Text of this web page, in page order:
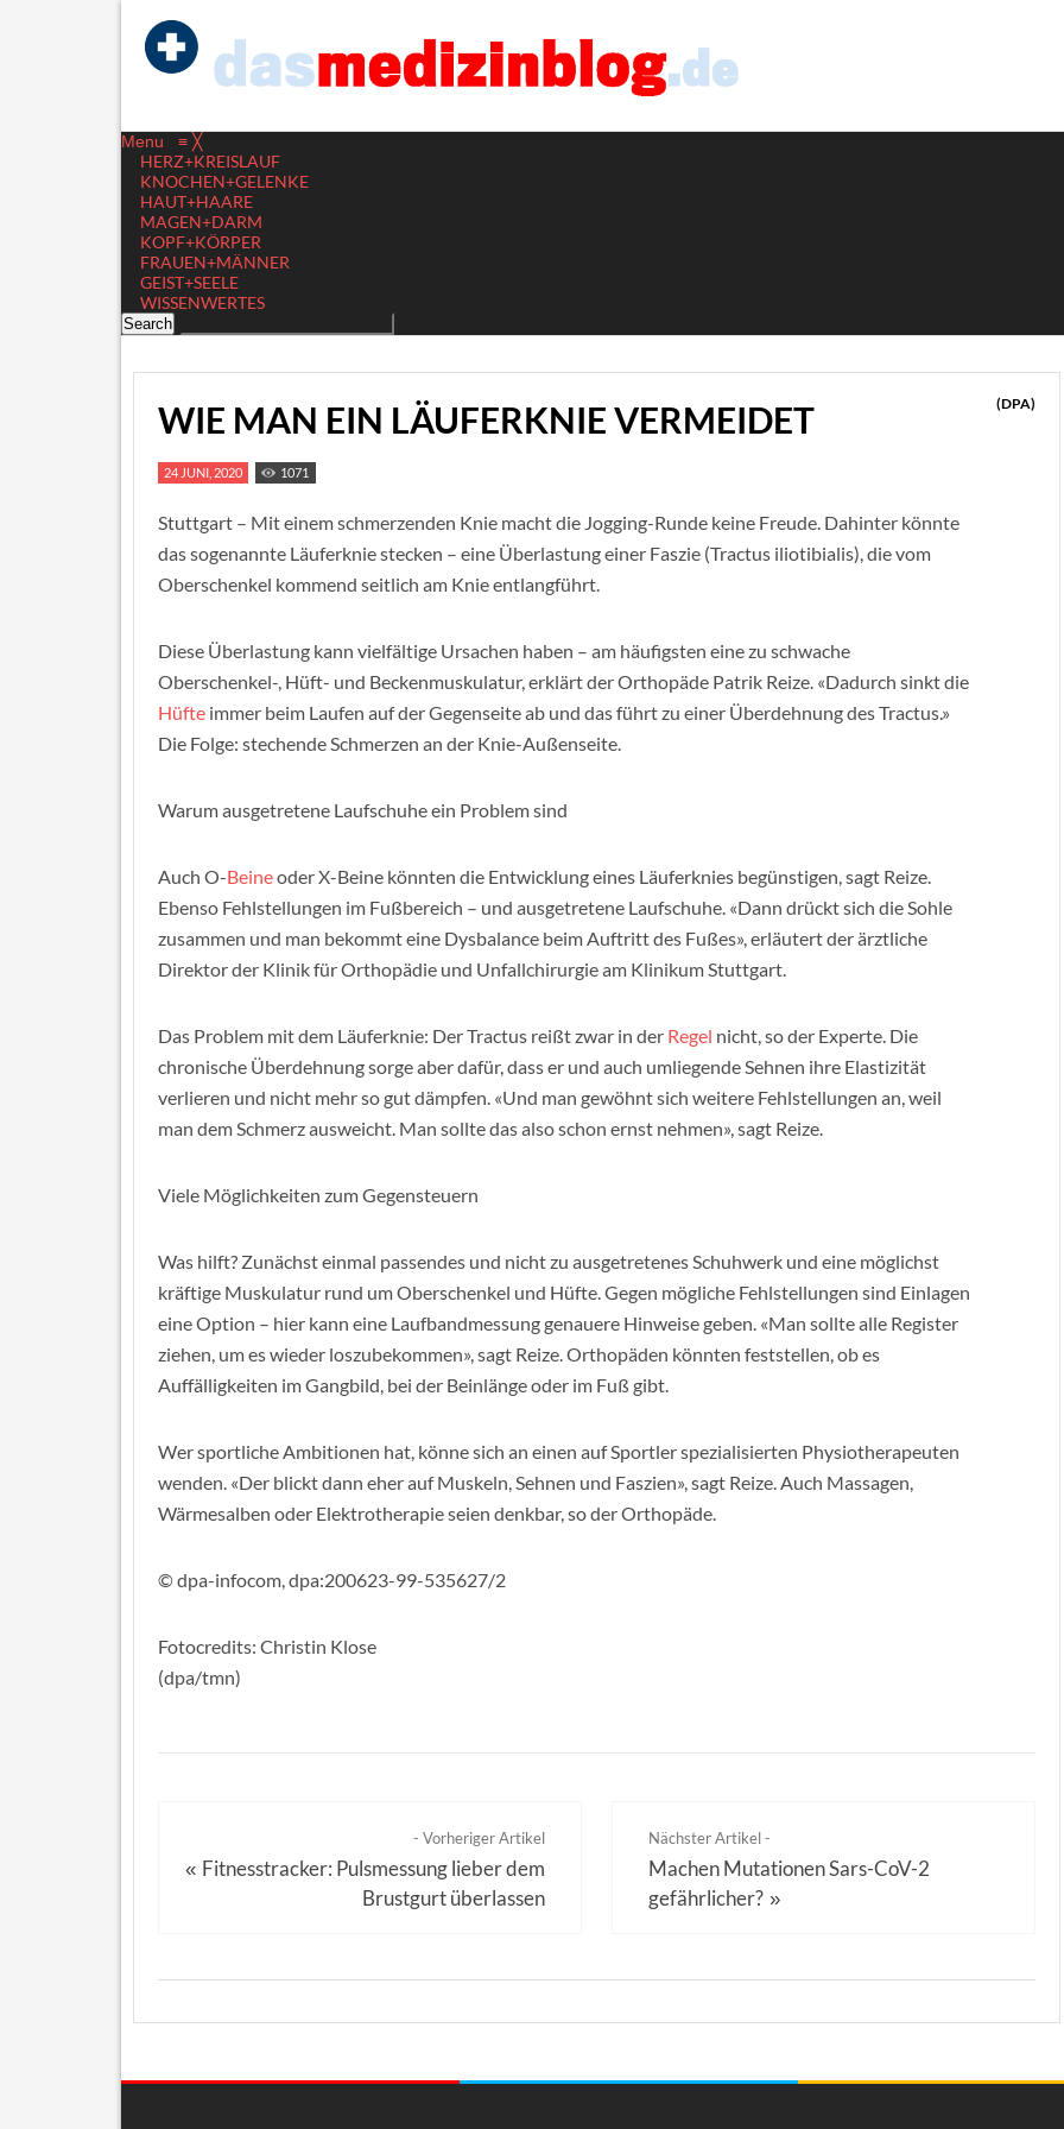
Menu ≡ ╳
HERZ+KREISLAUF
KNOCHEN+GELENKE
HAUT+HAARE
MAGEN+DARM
KOPF+KÖRPER
FRAUEN+MÄNNER
GEIST+SEELE
WISSENWERTES
WIE MAN EIN LÄUFERKNIE VERMEIDET (DPA)
24 JUNI, 2020 1071
Stuttgart – Mit einem schmerzenden Knie macht die Jogging-Runde keine Freude. Dahinter könnte
das sogenannte Läuferknie stecken – eine Überlastung einer Faszie (Tractus iliotibialis), die vom
Oberschenkel kommend seitlich am Knie entlangführt.
Diese Überlastung kann vielfältige Ursachen haben – am häufigsten eine zu schwache
Oberschenkel-, Hüft- und Beckenmuskulatur, erklärt der Orthopäde Patrik Reize. «Dadurch sinkt die
Hüfte immer beim Laufen auf der Gegenseite ab und das führt zu einer Überdehnung des Tractus.»
Die Folge: stechende Schmerzen an der Knie-Außenseite.
Warum ausgetretene Laufschuhe ein Problem sind
Auch O-Beineoder X-Beine könnten die Entwicklung eines Läuferknies begünstigen, sagt Reize.
Ebenso Fehlstellungen im Fußbereich – und ausgetretene Laufschuhe. «Dann drückt sich die Sohle
zusammen und man bekommt eine Dysbalance beim Auftritt des Fußes», erläutert der ärztliche
Direktor der Klinik für Orthopädie und Unfallchirurgie am Klinikum Stuttgart.
Das Problem mit dem Läuferknie: Der Tractus reißt zwar in der Regel nicht, so der Experte. Die
chronische Überdehnung sorge aber dafür, dass er und auch umliegende Sehnen ihre Elastizität
verlieren und nicht mehr so gut dämpfen. «Und man gewöhnt sich weitere Fehlstellungen an, weil
man dem Schmerz ausweicht. Man sollte das also schon ernst nehmen», sagt Reize.
Viele Möglichkeiten zum Gegensteuern
Was hilft? Zunächst einmal passendes und nicht zu ausgetretenes Schuhwerk und eine möglichst
kräftige Muskulatur rund um Oberschenkel und Hüfte. Gegen mögliche Fehlstellungen sind Einlagen
eine Option – hier kann eine Laufbandmessung genauere Hinweise geben. «Man sollte alle Register
ziehen, um es wieder loszubekommen», sagt Reize. Orthopäden könnten feststellen, ob es
Auffälligkeiten im Gangbild, bei der Beinlänge oder im Fuß gibt.
Wer sportliche Ambitionen hat, könne sich an einen auf Sportler spezialisierten Physiotherapeuten
wenden. «Der blickt dann eher auf Muskeln, Sehnen und Faszien», sagt Reize. Auch Massagen,
Wärmesalben oder Elektrotherapie seien denkbar, so der Orthopäde.
© dpa-infocom, dpa:200623-99-535627/2
Fotocredits: Christin Klose
(dpa/tmn)
- Vorheriger Artikel
« Fitnesstracker: Pulsmessung lieber dem
Brustgurt überlassen
Nächster Artikel -
Machen Mutationen Sars-CoV-2
gefährlicher? »